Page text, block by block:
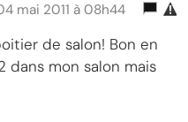
mai 2011 à 08h44
de salon! Bon en
dans mon salon mais